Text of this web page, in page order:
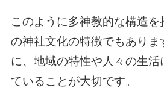
このように多神教的な構造
の神社文化の特徴でもありま
に、地域の特性や人々の生活
ていることが大切です。